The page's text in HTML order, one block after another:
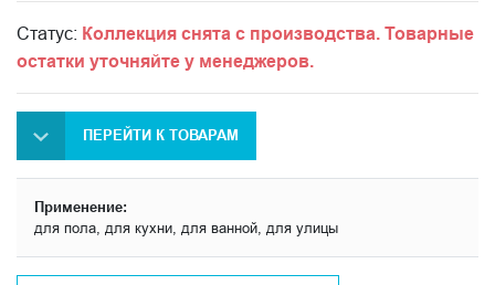
Статус: Коллекция снята с производства. Товарные
остатки уточняйте у менеджеров.
ПЕРЕЙТИ К ТОВАРАМ
Применение:
для пола, для кухни, для ванной, для улицы